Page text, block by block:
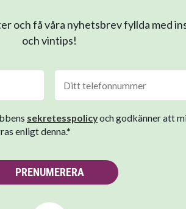
och få våra nyhetsbrev fyllda med
och vintips!
sekretesspolicyoch godkänner att
enligt denna.*
PRENUMERERA